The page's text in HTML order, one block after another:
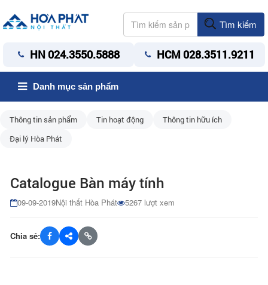
Tìm kiếm
HN 024.3550.5888 HCM 028.3511.9211
Danh mục sản phẩm
Thông tin sản phẩm Tin hoạt động
Thông tin hữu ích
Đại lý Hòa Phát
Catalogue Bàn máy tính
09-09-2019Nội thất Hòa Phát 5267 lượt xem
Chia sẻ: